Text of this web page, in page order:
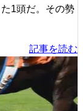
1頭だ。その勢
記事を読む